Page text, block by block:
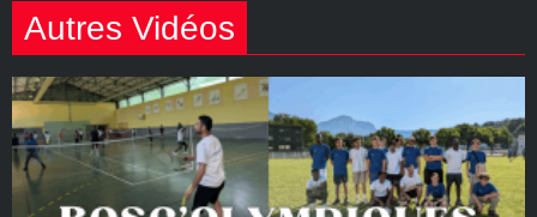
Autres Vidéos